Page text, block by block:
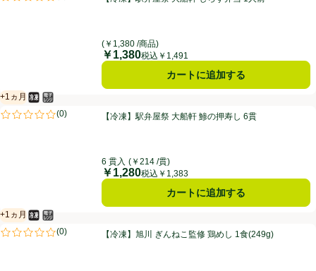
評価は0件のレビューで5点中0.0点。
(￥1,380 /商品)
価格
￥1,380税込￥1,491
カートに追加する
【冷凍】駅弁屋祭 大船軒 鯵の押寿し 6貫
+1ヵ月
賞味・消費期限保証：1ヵ月
冷凍食品
電子レンジ使用可
(0)
評価は0件のレビューで5点中0.0点。【冷凍】駅弁屋祭 大船軒 鯵の押寿し 6貫
6 貫入 (￥214 /貫)
価格
￥1,280税込￥1,383
カートに追加する
【冷凍】旭川 ぎんねこ監修 鶏めし 1食(249g)
+1ヵ月
賞味・消費期限保証：1ヵ月
冷凍食品
電子レンジ使用可
(0)
評価は0件のレビューで5点中0.0点。【冷凍】旭川 ぎんねこ監修 鶏めし 1食(249g)